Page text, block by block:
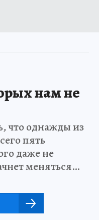
нам не
что однажды из
пять
даже не
меняться…